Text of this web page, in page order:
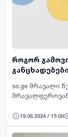
როგორ
ss.ge მრავალი
მრავალფეროვან
უძრავი ქონების
დაგეგმილი, ეს
19.06.2024 / 15:00